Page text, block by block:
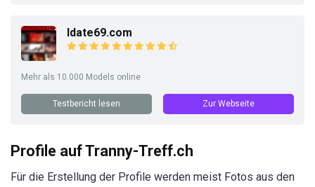
Idate69.com
Mehr als 10.000 Models online
Testbericht lesen Zur Webseite
Profile auf Tranny-Treff.ch
Für die Erstellung der Profile werden meist Fotos aus den